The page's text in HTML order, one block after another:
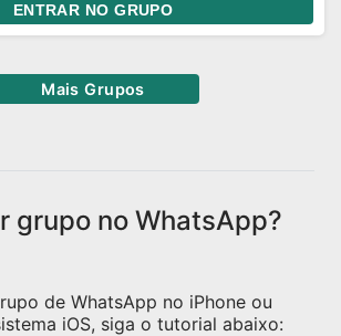
ENTRAR NO GRUPO
Mais Grupos
grupo no WhatsApp?
de WhatsApp no iPhone ou
iOS, siga o tutorial abaixo: